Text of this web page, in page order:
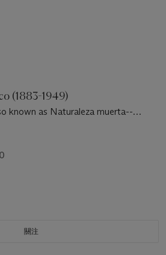
(1883-1949)
known as Naturaleza muerta--
關注